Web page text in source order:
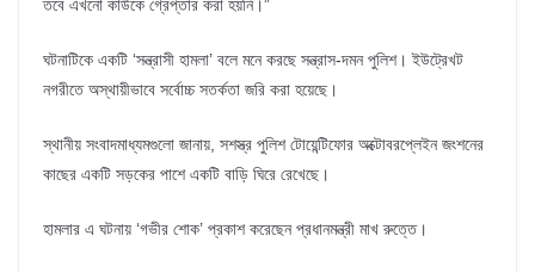
তবে এখনো কাউকে গ্রেপ্তার করা হয়নি।”
ঘটনাটিকে একটি ‘সন্ত্রাসী হামলা’ বলে মনে করছে সন্ত্রাস-দমন পুলিশ। ইউট্রেখট
নগরীতে অস্থায়ীভাবে সর্বোচ্চ সতর্কতা জরি করা হয়েছে।
স্থানীয় সংবাদমাধ্যমগুলো জানায়, সশস্ত্র পুলিশ টোয়েন্টিফোর অক্টোবরপ্লেইন জংশনের
কাছের একটি সড়কের পাশে একটি বাড়ি ঘিরে রেখেছে।
হামলার এ ঘটনায় ‘গভীর শোক’ প্রকাশ করেছেন প্রধানমন্ত্রী মাখ রুত্তে।